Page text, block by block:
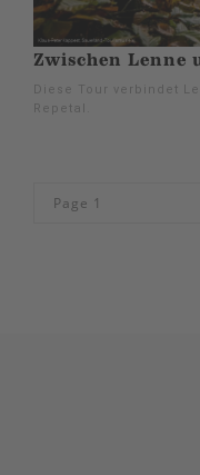
Zwischen Lenne
Diese Tour verbindet
Repetal.